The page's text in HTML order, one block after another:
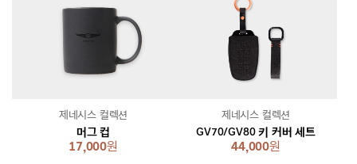
머그 컵
17,000원
제네시스 컬렉션
GV70/GV80 키 커버 세트
44,000원
제네시스 컬렉션